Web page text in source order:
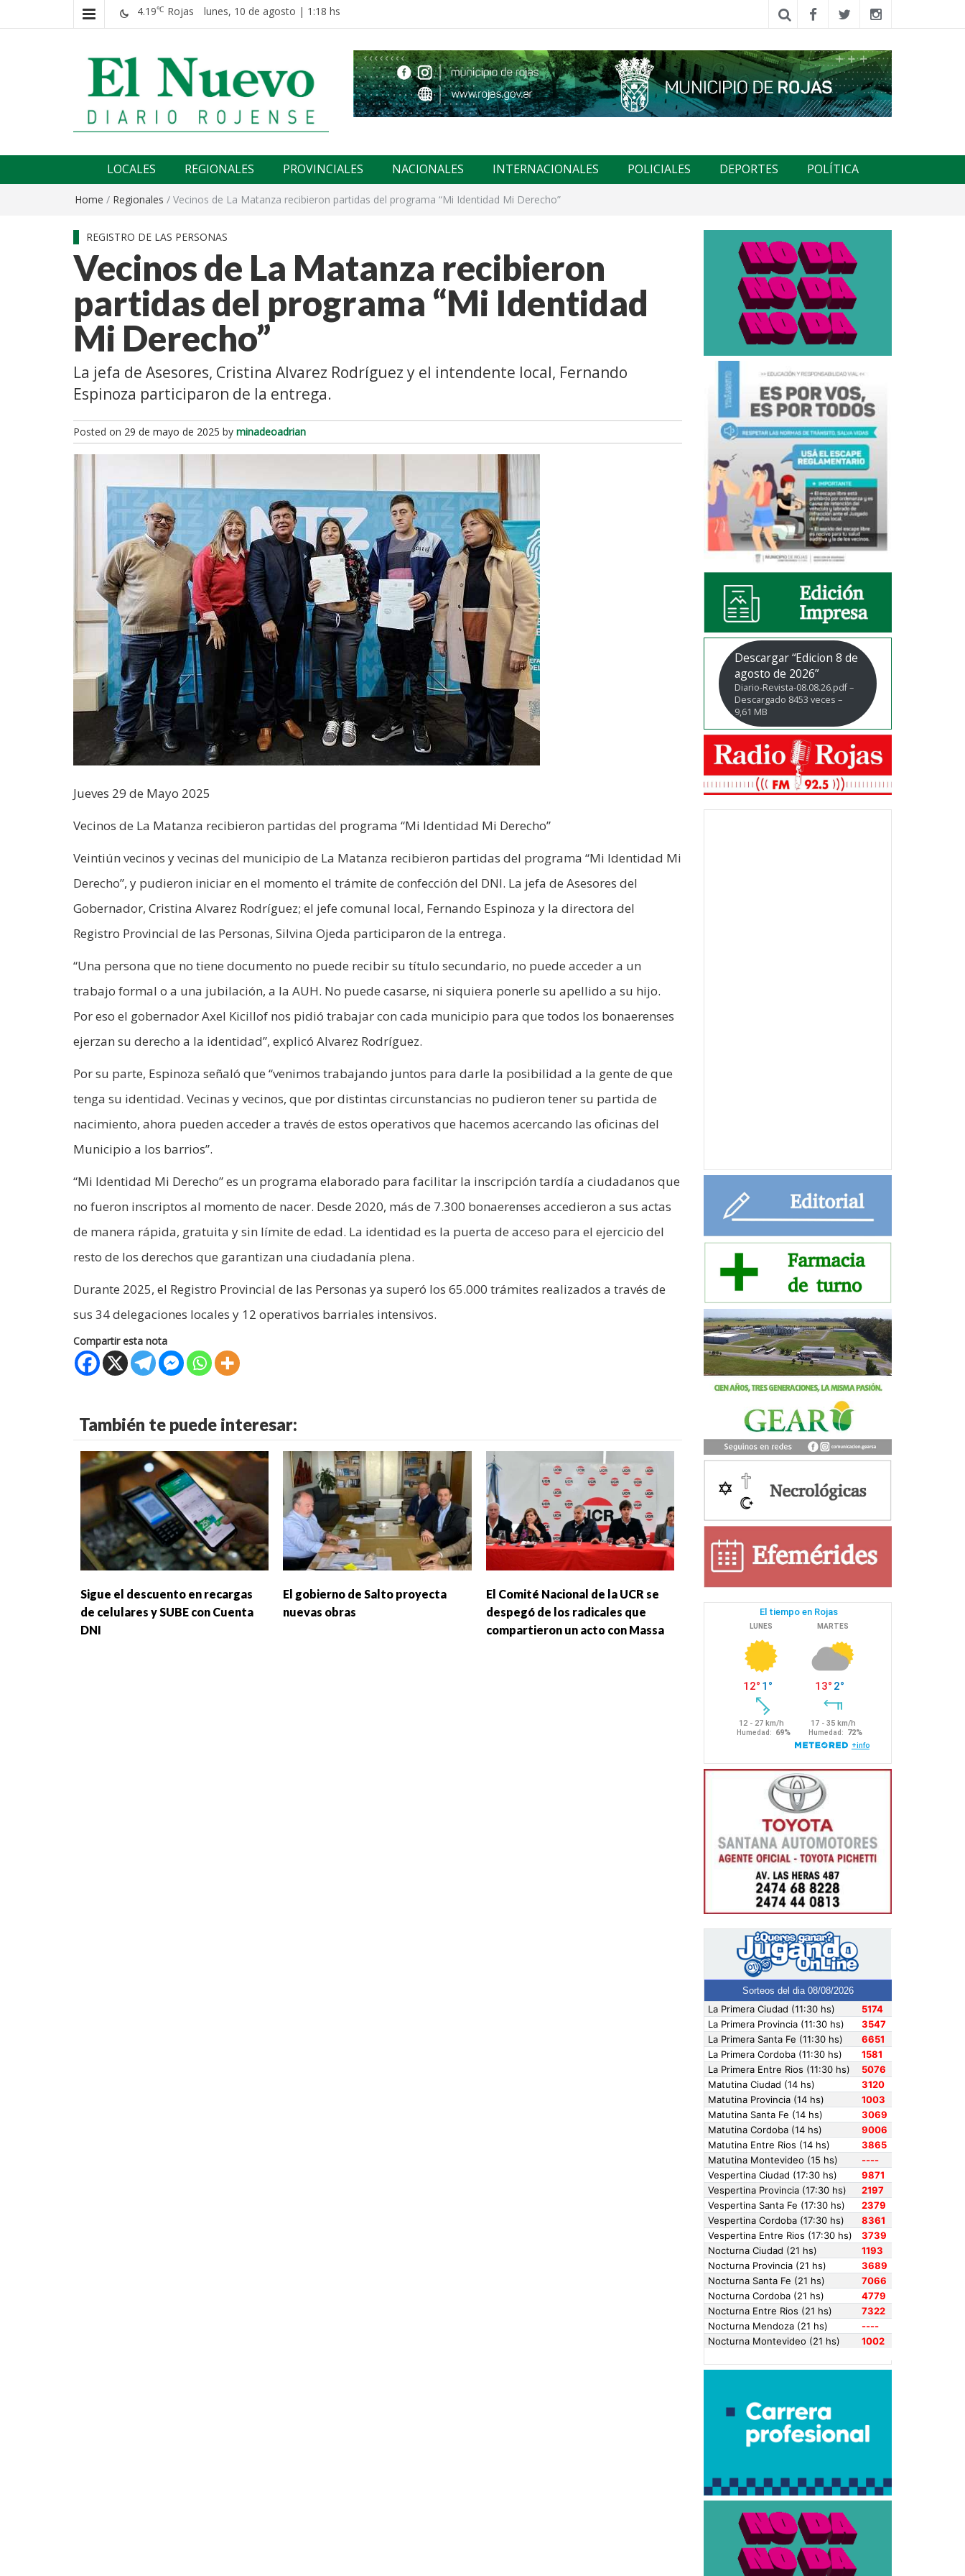
4.19℃ Rojas lunes, 10 de agosto | 1:18 hs
El nuevo rojense
LOCALES REGIONALES PROVINCIALES NACIONALES INTERNACIONALES POLICIALES DEPORTES POLÍTICA
Home / Regionales / Vecinos de La Matanza recibieron partidas del programa “Mi Identidad Mi Derecho”
REGISTRO DE LAS PERSONAS
Vecinos de La Matanza recibieron
partidas del programa “Mi Identidad
Mi Derecho”
La jefa de Asesores, Cristina Alvarez Rodríguez y el intendente local, Fernando
Espinoza participaron de la entrega.
Posted on 29 de mayo de 2025 by minadeoadrian
Jueves 29 de Mayo 2025
Vecinos de La Matanza recibieron partidas del programa “Mi Identidad Mi Derecho”
Veintiún vecinos y vecinas del municipio de La Matanza recibieron partidas del programa “Mi Identidad Mi
Derecho”, y pudieron iniciar en el momento el trámite de confección del DNI. La jefa de Asesores del
Gobernador, Cristina Alvarez Rodríguez; el jefe comunal local, Fernando Espinoza y la directora del
Registro Provincial de las Personas, Silvina Ojeda participaron de la entrega.
“Una persona que no tiene documento no puede recibir su título secundario, no puede acceder a un
trabajo formal o a una jubilación, a la AUH. No puede casarse, ni siquiera ponerle su apellido a su hijo.
Por eso el gobernador Axel Kicillof nos pidió trabajar con cada municipio para que todos los bonaerenses
ejerzan su derecho a la identidad”, explicó Alvarez Rodríguez.
Por su parte, Espinoza señaló que “venimos trabajando juntos para darle la posibilidad a la gente de que
tenga su identidad. Vecinas y vecinos, que por distintas circunstancias no pudieron tener su partida de
nacimiento, ahora pueden acceder a través de estos operativos que hacemos acercando las oficinas del
Municipio a los barrios”.
“Mi Identidad Mi Derecho” es un programa elaborado para facilitar la inscripción tardía a ciudadanos que
no fueron inscriptos al momento de nacer. Desde 2020, más de 7.300 bonaerenses accedieron a sus actas
de manera rápida, gratuita y sin límite de edad. La identidad es la puerta de acceso para el ejercicio del
resto de los derechos que garantizan una ciudadanía plena.
Durante 2025, el Registro Provincial de las Personas ya superó los 65.000 trámites realizados a través de
sus 34 delegaciones locales y 12 operativos barriales intensivos.
Compartir esta nota
También te puede interesar:
Sigue el descuento en recargas
de celulares y SUBE con Cuenta
DNI
El gobierno de Salto proyecta
nuevas obras
El Comité Nacional de la UCR se
despegó de los radicales que
compartieron un acto con Massa
Descargar “Edicion 8 de
agosto de 2026”
Diario-Revista-08.08.26.pdf –
Descargado 8453 veces –
9,61 MB